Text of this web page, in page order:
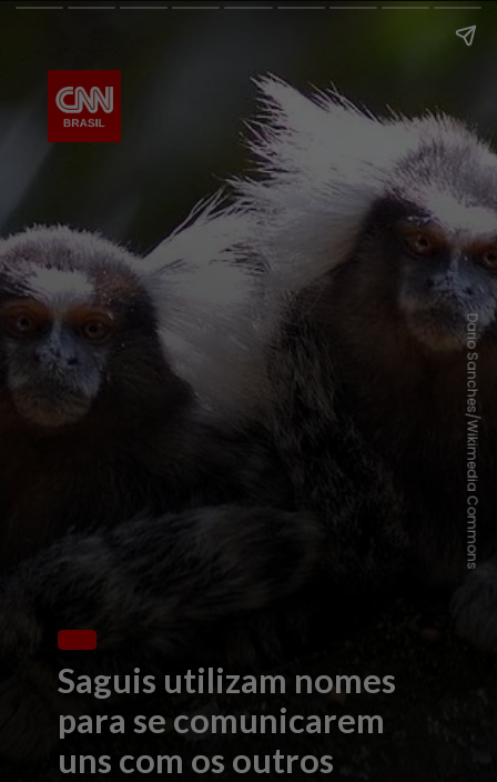
Saguis utilizam nomes
para se comunicarem
uns com os outros
Dario Sanches/Wikimedia Commons